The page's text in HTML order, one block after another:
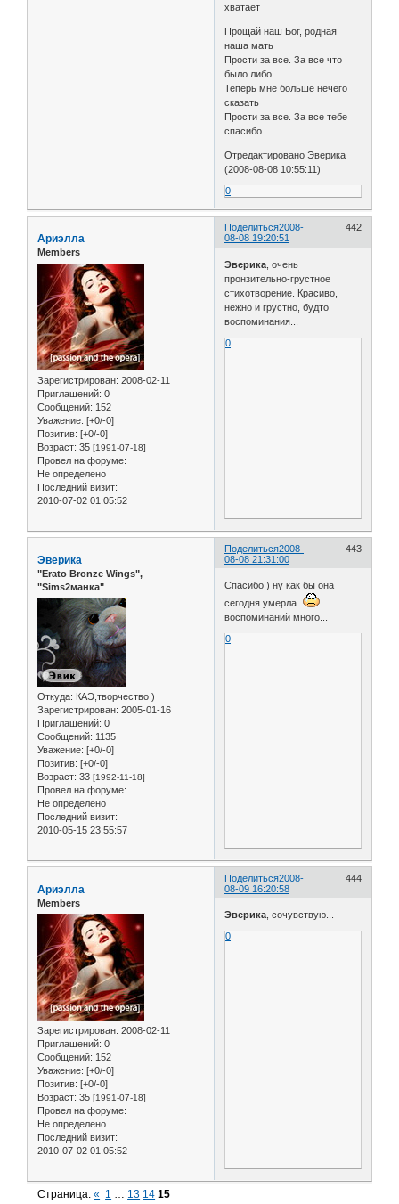
хватает
Прощай наш Бог, родная
наша мать
Прости за все. За все что
было либо
Теперь мне больше нечего
сказать
Прости за все. За все тебе
спасибо.
Отредактировано Эверика
(2008-08-08 10:55:11)
0
Поделиться 442
2008-
08-08 19:20:51
Ариэлла
Members
Зарегистрирован: 2008-02-11
Приглашений: 0
Сообщений: 152
Уважение: [+0/-0]
Позитив: [+0/-0]
Возраст: 35 [1991-07-18]
Провел на форуме:
Не определено
Последний визит:
2010-07-02 01:05:52
Эверика , очень
пронзительно-грустное
стихотворение. Красиво,
нежно и грустно, будто
воспоминания...
0
Поделиться 443
2008-
08-08 21:31:00
Эверика
"Erato Bronze Wings",
"Sims2манка"
Откуда: КАЭ,творчество )
Зарегистрирован: 2005-01-16
Приглашений: 0
Сообщений: 1135
Уважение: [+0/-0]
Позитив: [+0/-0]
Возраст: 33 [1992-11-18]
Провел на форуме:
Не определено
Последний визит:
2010-05-15 23:55:57
Спасибо ) ну как бы она
сегодня умерла
воспоминаний много...
0
Поделиться 444
2008-
08-09 16:20:58
Ариэлла
Members
Зарегистрирован: 2008-02-11
Приглашений: 0
Сообщений: 152
Уважение: [+0/-0]
Позитив: [+0/-0]
Возраст: 35 [1991-07-18]
Провел на форуме:
Не определено
Последний визит:
2010-07-02 01:05:52
Эверика, сочувствую...
0
Страница:« 1 … 13 14 15